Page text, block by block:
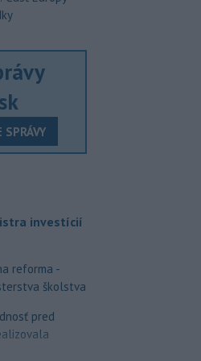
SPRÁVY
investícií
reforma -
školstva
pred